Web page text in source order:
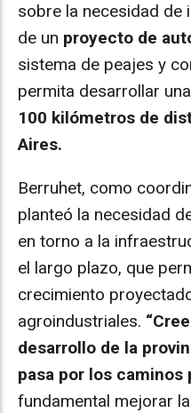
sobre la necesidad de
de un proyecto de
sistema de peajes y
permita desarrollar una
100 kilómetros de
Aires.
Berruhet, como
planteó la necesidad
en torno a la
el largo plazo, que
crecimiento
agroindustriales.
desarrollo de la
pasa por los caminos
fundamental mejorar